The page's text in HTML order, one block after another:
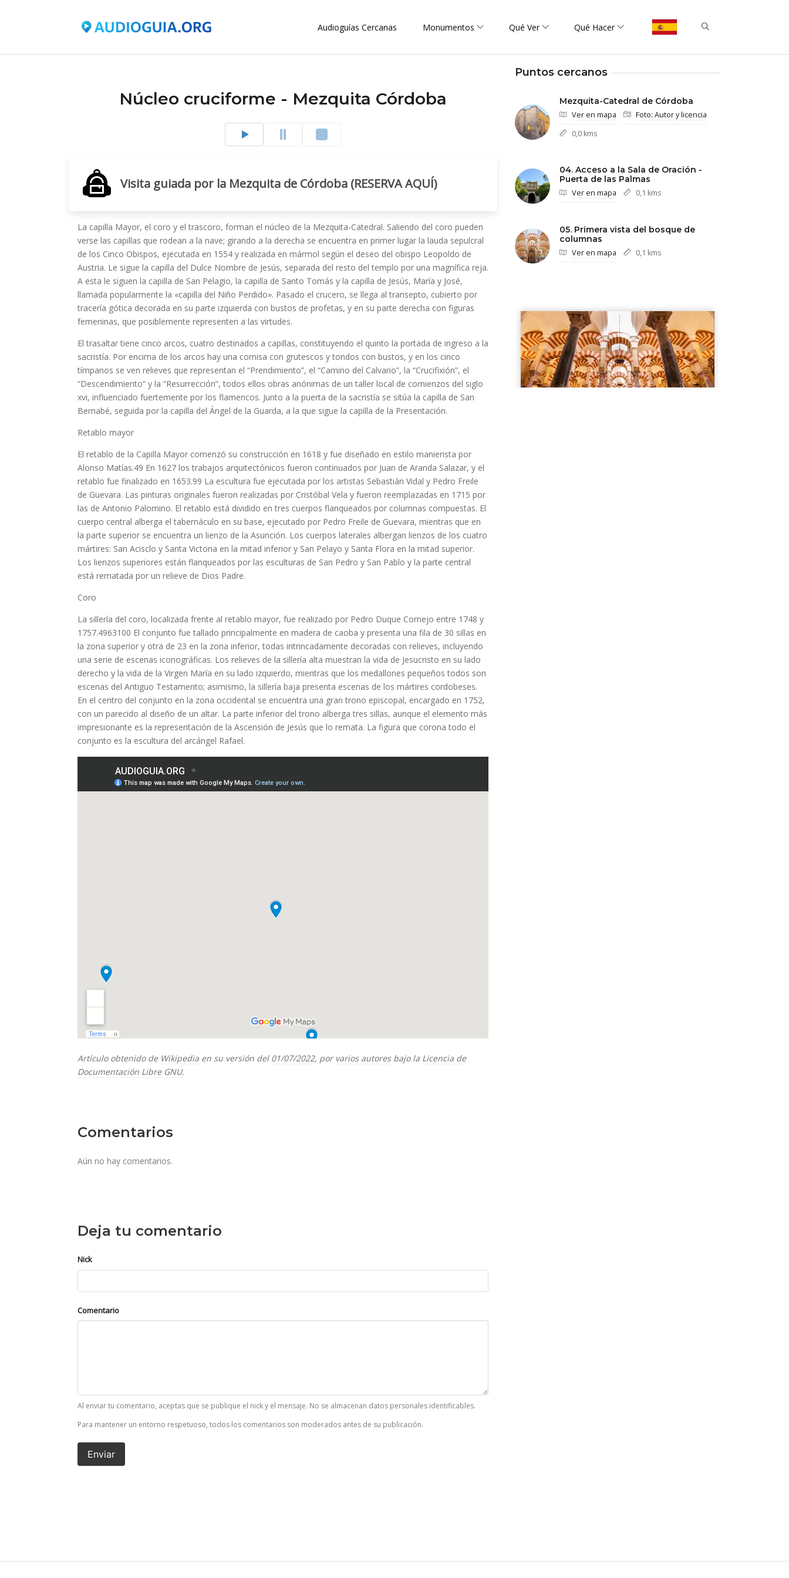
Audioguías Cercanas Monumentos Qué Ver Qué Hacer
Núcleo cruciforme - Mezquita Córdoba
Visita guiada por la Mezquita de Córdoba (RESERVA AQUÍ)
La capilla Mayor, el coro y el trascoro, forman el núcleo de la Mezquita-Catedral. Saliendo del coro pueden
verse las capillas que rodean a la nave; girando a la derecha se encuentra en primer lugar la lauda sepulcral
de los Cinco Obispos, ejecutada en 1554 y realizada en mármol según el deseo del obispo Leopoldo de
Austria. Le sigue la capilla del Dulce Nombre de Jesús, separada del resto del templo por una magnífica reja.
A esta le siguen la capilla de San Pelagio, la capilla de Santo Tomás y la capilla de Jesús, María y José,
llamada popularmente la «capilla del Niño Perdido». Pasado el crucero, se llega al transepto, cubierto por
tracería gótica decorada en su parte izquierda con bustos de profetas, y en su parte derecha con figuras
femeninas, que posiblemente representen a las virtudes.
El trasaltar tiene cinco arcos, cuatro destinados a capillas, constituyendo el quinto la portada de ingreso a la
sacristía. Por encima de los arcos hay una cornisa con grutescos y tondos con bustos, y en los cinco
tímpanos se ven relieves que representan el “Prendimiento”, el “Camino del Calvario”, la “Crucifixión”, el
“Descendimiento” y la “Resurrección”, todos ellos obras anónimas de un taller local de comienzos del siglo
xvi, influenciado fuertemente por los flamencos. Junto a la puerta de la sacristía se sitúa la capilla de San
Bernabé, seguida por la capilla del Ángel de la Guarda, a la que sigue la capilla de la Presentación.
Retablo mayor
El retablo de la Capilla Mayor comenzó su construcción en 1618 y fue diseñado en estilo manierista por
Alonso Matías.49​ En 1627 los trabajos arquitectónicos fueron continuados por Juan de Aranda Salazar, y el
retablo fue finalizado en 1653.99​ La escultura fue ejecutada por los artistas Sebastián Vidal y Pedro Freile
de Guevara. Las pinturas originales fueron realizadas por Cristóbal Vela y fueron reemplazadas en 1715 por
las de Antonio Palomino. El retablo está dividido en tres cuerpos flanqueados por columnas compuestas. El
cuerpo central alberga el tabernáculo en su base, ejecutado por Pedro Freile de Guevara, mientras que en
la parte superior se encuentra un lienzo de la Asunción. Los cuerpos laterales albergan lienzos de los cuatro
mártires: San Acisclo y Santa Victoria en la mitad inferior y San Pelayo y Santa Flora en la mitad superior.
Los lienzos superiores están flanqueados por las esculturas de San Pedro y San Pablo y la parte central
está rematada por un relieve de Dios Padre.
Coro
La sillería del coro, localizada frente al retablo mayor, fue realizado por Pedro Duque Cornejo entre 1748 y
1757.49​63​100​ El conjunto fue tallado principalmente en madera de caoba y presenta una fila de 30 sillas en
la zona superior y otra de 23 en la zona inferior, todas intrincadamente decoradas con relieves, incluyendo
una serie de escenas iconográficas. Los relieves de la sillería alta muestran la vida de Jesucristo en su lado
derecho y la vida de la Virgen María en su lado izquierdo, mientras que los medallones pequeños todos son
escenas del Antiguo Testamento; asimismo, la sillería baja presenta escenas de los mártires cordobeses.
En el centro del conjunto en la zona occidental se encuentra una gran trono episcopal, encargado en 1752,
con un parecido al diseño de un altar.​ La parte inferior del trono alberga tres sillas, aunque el elemento más
impresionante es la representación de la Ascensión de Jesús que lo remata. La figura que corona todo el
conjunto es la escultura del arcángel Rafael.
Artículo obtenido de Wikipedia en su versión del 01/07/2022, por varios autoresbajo la Licencia de
Documentación Libre GNU.
Comentarios
Aún no hay comentarios.
Deja tu comentario
Nick
Comentario
Al enviar tu comentario, aceptas que se publique el nick y el mensaje. No se almacenan datos personales identificables.
Para mantener un entorno respetuoso, todos los comentarios son moderados antes de su publicación.
Enviar
Puntos cercanos
Mezquita-Catedral de Córdoba
Ver en mapa
Foto: Autor y licencia
0,0 kms
04. Acceso a la Sala de Oración -
Puerta de las Palmas
Ver en mapa 0,1 kms
05. Primera vista del bosque de
columnas
Ver en mapa 0,1 kms